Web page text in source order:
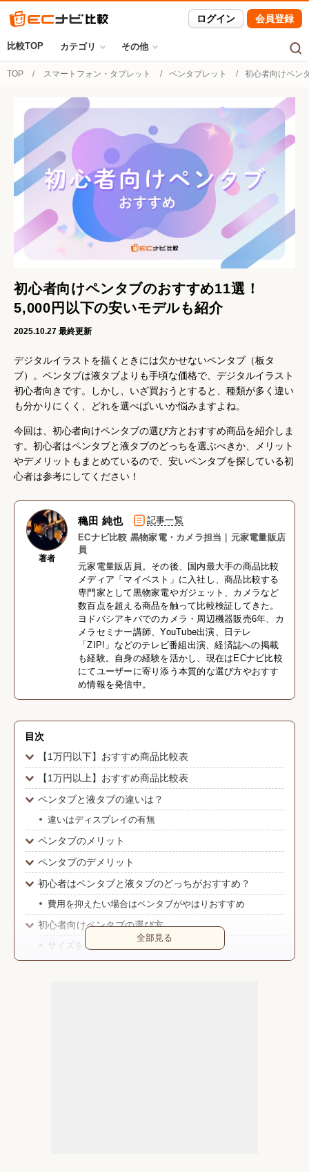
ログイン 会員登録
比較TOP カテゴリ その他
TOP スマートフォン・タブレット ペンタブレット 初心者向けペン
初心者向けペンタブのおすすめ11選！
5,000円以下の安いモデルも紹介
2025.10.27 最終更新
デジタルイラストを描くときには欠かせないペンタブ（板タ
ブ）。ペンタブは液タブよりも手頃な価格で、デジタルイラスト
初心者向きです。しかし、いざ買おうとすると、種類が多く違い
も分かりにくく、どれを選べばいいか悩みますよね。
今回は、初心者向けペンタブの選び方とおすすめ商品を紹介しま
す。初心者はペンタブと液タブのどっちを選ぶべきか、メリット
やデメリットもまとめているので、安いペンタブを探している初
心者は参考にしてください！
著者
穐田 純也
記事一覧
ECナビ比較 黒物家電・カメラ担当｜元家電量販店
員
元家電量販店員。その後、国内最大手の商品比較
メディア「マイベスト」に入社し、商品比較する
専門家として黒物家電やガジェット、カメラなど
数百点を超える商品を触って比較検証してきた。
ヨドバシアキバでのカメラ・周辺機器販売6年、カ
メラセミナー講師、YouTube出演、日テレ
「ZIP!」などのテレビ番組出演、経済誌への掲載
も経験。自身の経験を活かし、現在はECナビ比較
にてユーザーに寄り添う本質的な選び方やおすす
め情報を発信中。
目次
【1万円以下】おすすめ商品比較表
【1万円以上】おすすめ商品比較表
ペンタブと液タブの違いは？
違いはディスプレイの有無
ペンタブのメリット
ペンタブのデメリット
初心者はペンタブと液タブのどっちがおすすめ？
費用を抑えたい場合はペンタブがやはりおすすめ
初心者向けペンタブの選び方
サイズを選ぶ
全部見る